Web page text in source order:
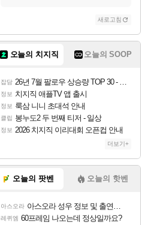
새로고침
오늘의 치지직 오늘의 SOOP
잡담 26년 7월 팔로우 상승량 TOP 30 - 월간 치지직
정보 치지직 애플TV 앱 출시
정보 룩삼 니니 초대석 안내
클립 봉누도2 두 번째 티저 - 일상
정보 2026 치지직 이리대회 오픈컵 안내
더보기+
오늘의 팟벤 오늘의 핫벤
아스오라 아스오라 성우 정보 및 출연작 모음
레퀴엠 60프레임 나오는데 정상일까요?